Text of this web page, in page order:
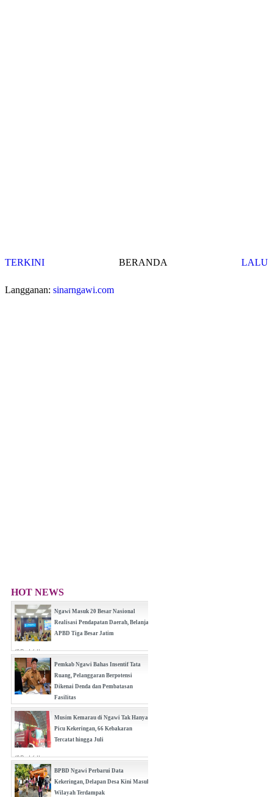
TERKINI LALU
BERANDA
Langganan: sinarngawi.com
HOT NEWS
Ngawi Masuk 20 Besar Nasional
Realisasi Pendapatan Daerah, Belanja
APBD Tiga Besar Jatim
(0 Reply(s))
Pemkab Ngawi Bahas Insentif Tata
Ruang, Pelanggaran Berpotensi
Dikenai Denda dan Pembatasan
Fasilitas
(0 Reply(s))
Musim Kemarau di Ngawi Tak Hanya
Picu Kekeringan, 66 Kebakaran
Tercatat hingga Juli
(0 Reply(s))
BPBD Ngawi Perbarui Data
Kekeringan, Delapan Desa Kini Masuk
Wilayah Terdampak